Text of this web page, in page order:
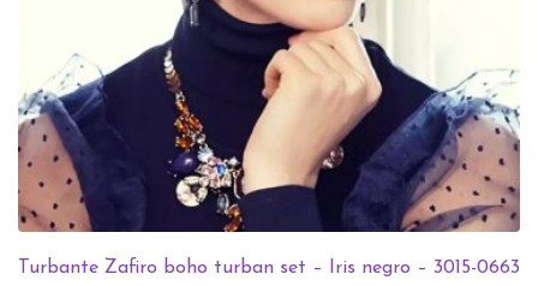
Turbante Zafiro boho turban set – Iris negro – 3015-0663